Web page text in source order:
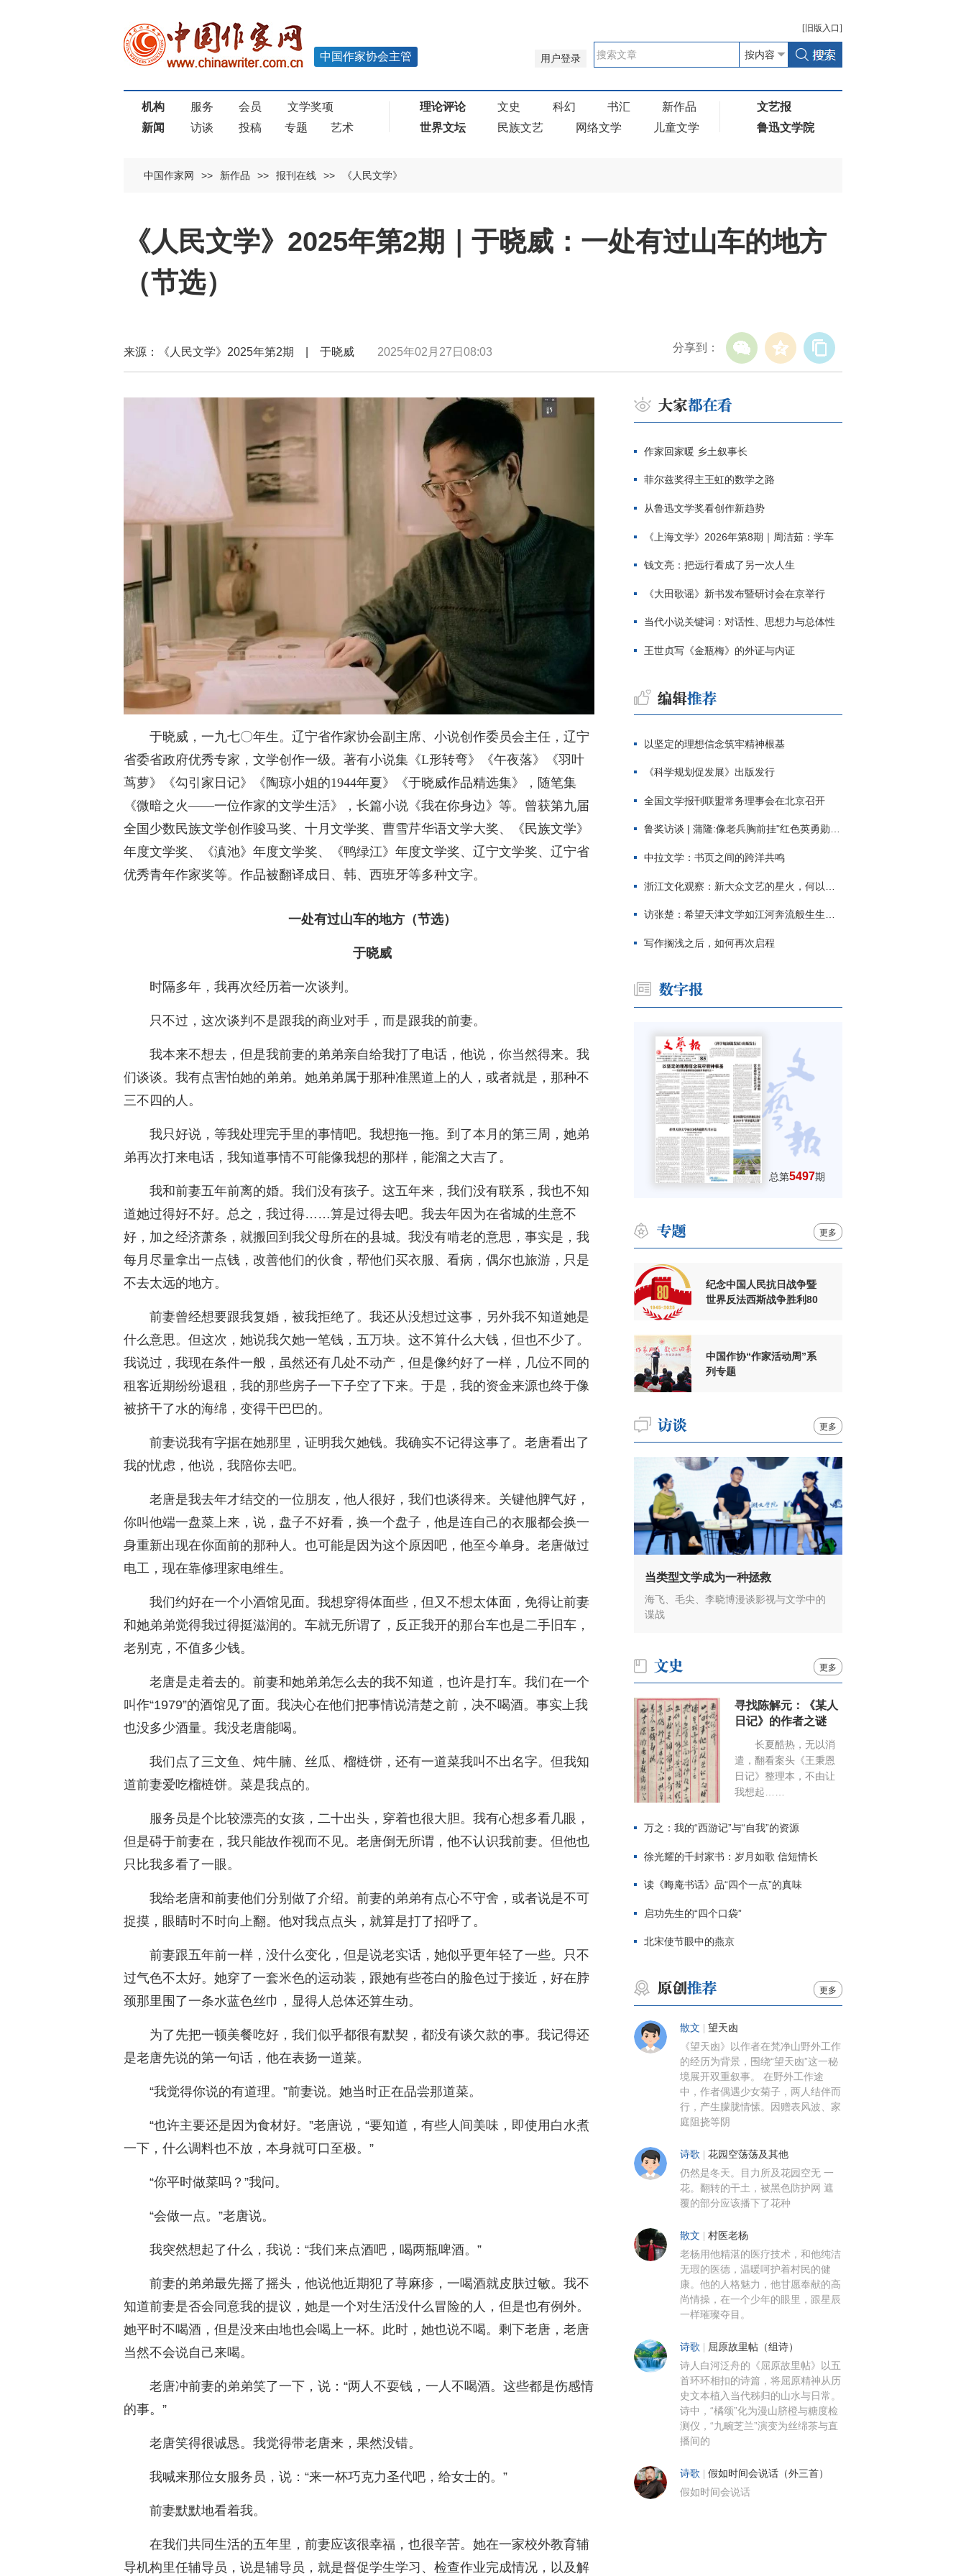
[ 旧版 入口]
用户登录
中国作家协会主管
机构 服务 会员
文学奖项
新闻
访谈 投稿 专题 艺术
理论评论 文史 科幻 书汇
新作品
世界文坛
民族文艺 网络文学 儿童文学
文艺报
鲁迅文学院
中国作家网 >> 新作品 >> 报刊在线 >> 《人民文学》
《人民文学》2025年第2期｜于晓威：一处有过山车的地方
（节选）
分享到：
来源：《人民文学》2025年第2期 | 于晓威 2025年02月27日08:03
于晓威，一九七〇年生。辽宁省作家协会副主席、小说创作委员会主任，辽宁
省委省政府优秀专家，文学创作一级。著有小说集《L形转弯》《午夜落》《羽叶
茑萝》《勾引家日记》《陶琼小姐的1944年夏》《于晓威作品精选集》，随笔集
《微暗之火——一位作家的文学生活》，长篇小说《我在你身边》等。曾获第九届
全国少数民族文学创作骏马奖、十月文学奖、曹雪芹华语文学大奖、《民族文学》
年度文学奖、《滇池》年度文学奖、《鸭绿江》年度文学奖、辽宁文学奖、辽宁省
优秀青年作家奖等。作品被翻译成日、韩、西班牙等多种文字。
一处有过山车的地方（节选）
于晓威
时隔多年，我再次经历着一次谈判。
只不过，这次谈判不是跟我的商业对手，而是跟我的前妻。
我本来不想去，但是我前妻的弟弟亲自给我打了电话，他说，你当然得来。我
们谈谈。我有点害怕她的弟弟。她弟弟属于那种准黑道上的人，或者就是，那种不
三不四的人。
我只好说，等我处理完手里的事情吧。我想拖一拖。到了本月的第三周，她弟
弟再次打来电话，我知道事情不可能像我想的那样，能溜之大吉了。
我和前妻五年前离的婚。我们没有孩子。这五年来，我们没有联系，我也不知
道她过得好不好。总之，我过得……算是过得去吧。我去年因为在省城的生意不
好，加之经济萧条，就搬回到我父母所在的县城。我没有啃老的意思，事实是，我
每月尽量拿出一点钱，改善他们的伙食，帮他们买衣服、看病，偶尔也旅游，只是
不去太远的地方。
前妻曾经想要跟我复婚，被我拒绝了。我还从没想过这事，另外我不知道她是
什么意思。但这次，她说我欠她一笔钱，五万块。这不算什么大钱，但也不少了。
我说过，我现在条件一般，虽然还有几处不动产，但是像约好了一样，几位不同的
租客近期纷纷退租，我的那些房子一下子空了下来。于是，我的资金来源也终于像
被挤干了水的海绵，变得干巴巴的。
前妻说我有字据在她那里，证明我欠她钱。我确实不记得这事了。老唐看出了
我的忧虑，他说，我陪你去吧。
老唐是我去年才结交的一位朋友，他人很好，我们也谈得来。关键他脾气好，
你叫他端一盘菜上来，说，盘子不好看，换一个盘子，他是连自己的衣服都会换一
身重新出现在你面前的那种人。也可能是因为这个原因吧，他至今单身。老唐做过
电工，现在靠修理家电维生。
我们约好在一个小酒馆见面。我想穿得体面些，但又不想太体面，免得让前妻
和她弟弟觉得我过得挺滋润的。车就无所谓了，反正我开的那台车也是二手旧车，
老别克，不值多少钱。
老唐是走着去的。前妻和她弟弟怎么去的我不知道，也许是打车。我们在一个
叫作“1979”的酒馆见了面。我决心在他们把事情说清楚之前，决不喝酒。事实上我
也没多少酒量。我没老唐能喝。
我们点了三文鱼、炖牛腩、丝瓜、榴梿饼，还有一道菜我叫不出名字。但我知
道前妻爱吃榴梿饼。菜是我点的。
服务员是个比较漂亮的女孩，二十出头，穿着也很大胆。我有心想多看几眼，
但是碍于前妻在，我只能故作视而不见。老唐倒无所谓，他不认识我前妻。但他也
只比我多看了一眼。
我给老唐和前妻他们分别做了介绍。前妻的弟弟有点心不守舍，或者说是不可
捉摸，眼睛时不时向上翻。他对我点点头，就算是打了招呼了。
前妻跟五年前一样，没什么变化，但是说老实话，她似乎更年轻了一些。只不
过气色不太好。她穿了一套米色的运动装，跟她有些苍白的脸色过于接近，好在脖
颈那里围了一条水蓝色丝巾，显得人总体还算生动。
为了先把一顿美餐吃好，我们似乎都很有默契，都没有谈欠款的事。我记得还
是老唐先说的第一句话，他在表扬一道菜。
“我觉得你说的有道理。”前妻说。她当时正在品尝那道菜。
“也许主要还是因为食材好。”老唐说，“要知道，有些人间美味，即使用白水煮
一下，什么调料也不放，本身就可口至极。”
“你平时做菜吗？”我问。
“会做一点。”老唐说。
我突然想起了什么，我说：“我们来点酒吧，喝两瓶啤酒。”
前妻的弟弟最先摇了摇头，他说他近期犯了荨麻疹，一喝酒就皮肤过敏。我不
知道前妻是否会同意我的提议，她是一个对生活没什么冒险的人，但是也有例外。
她平时不喝酒，但是没来由地也会喝上一杯。此时，她也说不喝。剩下老唐，老唐
当然不会说自己来喝。
老唐冲前妻的弟弟笑了一下，说：“两人不耍钱，一人不喝酒。这些都是伤感情
的事。”
老唐笑得很诚恳。我觉得带老唐来，果然没错。
我喊来那位女服务员，说：“来一杯巧克力圣代吧，给女士的。”
前妻默默地看着我。
在我们共同生活的五年里，前妻应该很幸福，也很辛苦。她在一家校外教育辅
导机构里任辅导员，说是辅导员，就是督促学生学习、检查作业完成情况，以及解
作家回家暖 乡土叙事长
菲尔兹奖得主王虹的数学之路
从鲁迅文学奖看创作新趋势
《上海文学》2026年第8期｜周洁茹：学车
钱文亮：把远行看成了另一次人生
《大田歌谣》新书发布暨研讨会在京举行
当代小说关键词：对话性、思想力与总体性
王世贞写《金瓶梅》的外证与内证
以坚定的理想信念筑牢精神根基
《科学规划促发展》出版发行
全国文学报刊联盟常务理事会在北京召开
鲁奖访谈 | 蒲隆:像老兵胸前挂"红色英勇勋章"
中拉文学：书页之间的跨洋共鸣
浙江文化观察：新大众文艺的星火，何以燎原？
访张楚：希望天津文学如江河奔流般生生不息
写作搁浅之后，如何再次启程
总第5497期
更多
纪念中国人民抗日战争暨
世界反法西斯战争胜利80
中国作协“作家活动周”系
列专题
更多
当类型文学成为一种拯救
海飞、毛尖、李晓博漫谈影视与文学中的
谍战
更多
寻找陈解元：《某人
日记》的作者之谜
长夏酷热，无以消
遣，翻看案头《王秉恩
日记》整理本，不由让
我想起……
万之：我的“西游记”与“自我”的资源
徐光耀的千封家书：岁月如歌 信短情长
读《晦庵书话》品“四个一点”的真味
启功先生的“四个口袋”
北宋使节眼中的燕京
更多
散文 望天凼
《望天凼》以作者在梵净山野外工作
的经历为背景，围绕“望天凼”这一秘
境展开双重叙事。 在野外工作途
中，作者偶遇少女菊子，两人结伴而
行，产生朦胧情愫。因赠表风波、家
庭阻挠等阴
诗歌 花园空荡荡及其他
仍然是冬天。目力所及花园空无 一
花。翻转的干土，被黑色防护网 遮
覆的部分应该播下了花种
散文 村医老杨
老杨用他精湛的医疗技术，和他纯洁
无瑕的医德，温暖呵护着村民的健
康。他的人格魅力，他甘愿奉献的高
尚情操，在一个少年的眼里，跟星辰
一样璀璨夺目。
诗歌 屈原故里帖（组诗）
诗人白河泛舟的《屈原故里帖》以五
首环环相扣的诗篇，将屈原精神从历
史文本植入当代秭归的山水与日常。
诗中，“橘颂”化为漫山脐橙与糖度检
测仪，“九畹芝兰”演变为丝绵茶与直
播间的
诗歌 假如时间会说话（外三首）
假如时间会说话